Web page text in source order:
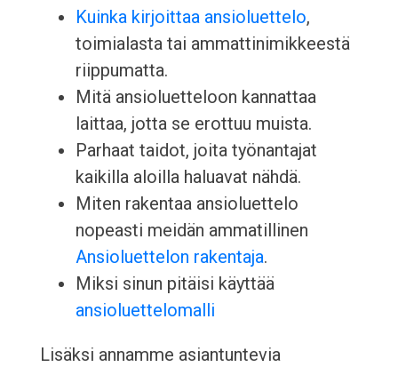
Kuinka kirjoittaa ansioluettelo,
toimialasta tai ammattinimikkeestä
riippumatta.
Mitä ansioluetteloon kannattaa
laittaa, jotta se erottuu muista.
Parhaat taidot, joita työnantajat
kaikilla aloilla haluavat nähdä.
Miten rakentaa ansioluettelo
nopeasti meidän ammatillinen
Ansioluettelon rakentaja.
Miksi sinun pitäisi käyttää
ansioluettelomalli
Lisäksi annamme asiantuntevia